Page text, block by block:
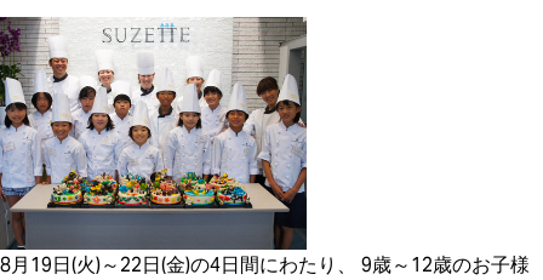
8月19日(火)～22日(金)の4日間にわたり、 9歳～12歳のお子様